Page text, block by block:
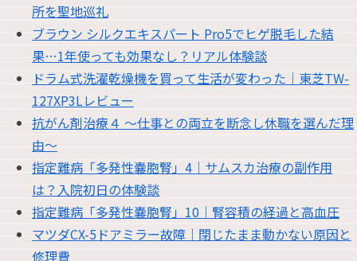
所を聖地巡礼
ブラウン シルクエキスパート Pro5でヒゲ脱毛した結
果…1年使っても効果なし？リアル体験談
ドラム式洗濯乾燥機を買って生活が変わった｜東芝TW-
127XP3Lレビュー
抗がん剤治療４ 〜仕事との両立を断念し休職を選んだ理
由〜
指定難病「多発性嚢胞腎」4｜サムスカ治療の副作用
は？入院初日の体験談
指定難病「多発性嚢胞腎」10｜腎容積の経過と高血圧
マツダCX-5ドアミラー故障｜閉じたまま動かない原因と
修理費